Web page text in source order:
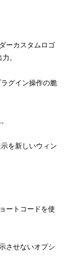
ーカスタムロゴ
。
グイン操作の脆
を新しいウィン
ートコードを使
させないオプシ